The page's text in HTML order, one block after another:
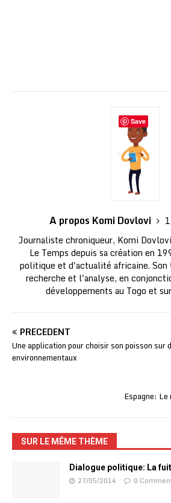
A propos Komi Dovlovi
Journaliste chroniqueur, Komi
Le Temps depuis sa création en
politique et d'actualité africaine. Son
recherche et l'analyse, en
développements au Togo et
PRÉCÉDENT
Une application pour choisir son poisson sur
environnementaux
Espagne: Le
SUR LE MÊME THÈME
Dialogue politique: La
27/05/2014 0
Save